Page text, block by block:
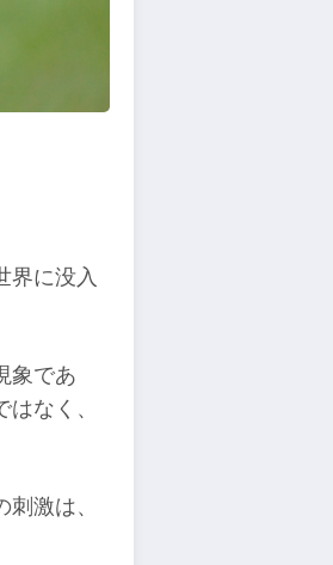
界に没入
象であ
なく、
激は、